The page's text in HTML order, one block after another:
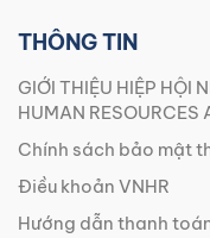
THÔNG TIN
GIỚI THIỆU HIỆP HỘI
HUMAN
Chính sách bảo mật
Điều khoản VNHR
Hướng dẫn thanh